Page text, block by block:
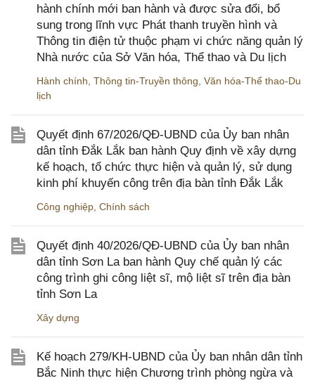
hành chính mới ban hành và được sửa đổi, bổ
sung trong lĩnh vực Phát thanh truyền hình và
Thông tin điện tử thuộc phạm vi chức năng quản lý
Nhà nước của Sở Văn hóa, Thể thao và Du lịch
Hành chính Thông tin-Truyền thông Văn hóa-Thể thao-Du
lịch
Quyết định 67/2026/QĐ-UBND của Ủy ban nhân
dân tỉnh Đắk Lắk ban hành Quy định về xây dựng
kế hoạch, tổ chức thực hiện và quản lý, sử dụng
kinh phí khuyến công trên địa bàn tỉnh Đắk Lắk
Công nghiệp Chính sách
Quyết định 40/2026/QĐ-UBND của Ủy ban nhân
dân tỉnh Sơn La ban hành Quy chế quản lý các
công trình ghi công liệt sĩ, mộ liệt sĩ trên địa bàn
tỉnh Sơn La
Xây dựng
Kế hoạch 279/KH-UBND của Ủy ban nhân dân tỉnh
Bắc Ninh thực hiện Chương trình phòng ngừa và